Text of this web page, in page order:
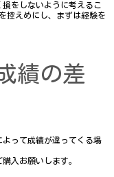
をしないように考えるこ
控えめにし、まずは経験を
績の差
よって成績が違ってくる場
入お願いします。